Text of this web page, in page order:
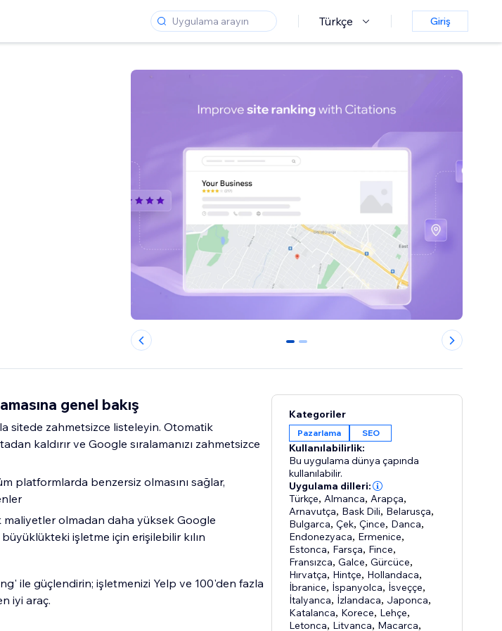
Türkçe Giriş
0 1
genel bakış
sitede zahmetsizce listeleyin. Otomatik
kaldırır ve Google sıralamanızı zahmetsizce
platformlarda benzersiz olmasını sağlar,
maliyetler olmadan daha yüksek Google
işletme için erişilebilir kılın
ile güçlendirin; işletmenizi Yelp ve 100'den fazla
iyi araç.
Kategoriler
Pazarlama SEO
Kullanılabilirlik:
Bu uygulama dünya çapında
kullanılabilir.
Uygulama dilleri:
Türkçe, Almanca, Arapça,
Arnavutça, Bask Dili, Belarusça,
Bulgarca,Çek,Çince, Danca,
Endonezyaca, Ermenice,
Estonca, Farsça, Fince,
Fransızca,Galce,Gürcüce,
Hırvatça, Hintçe, Hollandaca,
İbranice, İspanyolca, İsveççe,
İtalyanca, İzlandaca, Japonca,
Katalanca, Korece, Lehçe,
Letonca, Litvanca, Macarca,